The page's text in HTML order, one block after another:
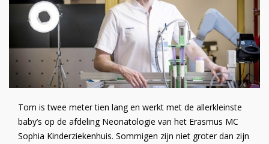
Tom is twee meter tien lang en werkt met de allerkleinste
baby’s op de afdeling Neonatologie van het Erasmus MC
Sophia Kinderziekenhuis. Sommigen zijn niet groter dan zijn